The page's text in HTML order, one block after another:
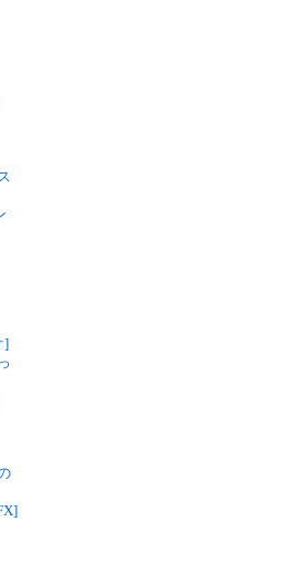
]